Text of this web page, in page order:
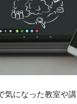
気になった教室や